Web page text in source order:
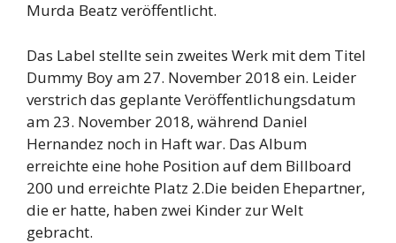
Murda Beatz veröffentlicht.
Das Label stellte sein zweites Werk mit dem Titel
Dummy Boy am 27. November 2018 ein. Leider
verstrich das geplante Veröffentlichungsdatum
am 23. November 2018, während Daniel
Hernandez noch in Haft war. Das Album
erreichte eine hohe Position auf dem Billboard
200 und erreichte Platz 2.Die beiden Ehepartner,
die er hatte, haben zwei Kinder zur Welt
gebracht.